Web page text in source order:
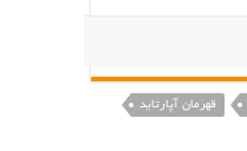
قهرمان آپارتاید